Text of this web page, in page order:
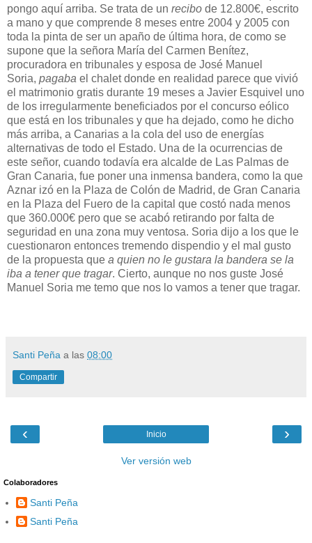
pongo aquí arriba. Se trata de un recibo de 12.800€, escrito
a mano y que comprende 8 meses entre 2004 y 2005 con
toda la pinta de ser un apaño de última hora, de como se
supone que la señora María del Carmen Benítez,
procuradora en tribunales y esposa de José Manuel
Soria, pagaba el chalet donde en realidad parece que vivió
el matrimonio gratis durante 19 meses a Javier Esquivel uno
de los irregularmente beneficiados por el concurso eólico
que está en los tribunales y que ha dejado, como he dicho
más arriba, a Canarias a la cola del uso de energías
alternativas de todo el Estado. Una de la ocurrencias de
este señor, cuando todavía era alcalde de Las Palmas de
Gran Canaria, fue poner una inmensa bandera, como la que
Aznar izó en la Plaza de Colón de Madrid, de Gran Canaria
en la Plaza del Fuero de la capital que costó nada menos
que 360.000€ pero que se acabó retirando por falta de
seguridad en una zona muy ventosa. Soria dijo a los que le
cuestionaron entonces tremendo dispendio y el mal gusto
de la propuesta que a quien no le gustara la bandera se la
iba a tener que tragar. Cierto, aunque no nos guste José
Manuel Soria me temo que nos lo vamos a tener que tragar.
Santi Peña a las 08:00
Compartir
‹ ›
Inicio
Ver versión web
Colaboradores
Santi Peña
Santi Peña